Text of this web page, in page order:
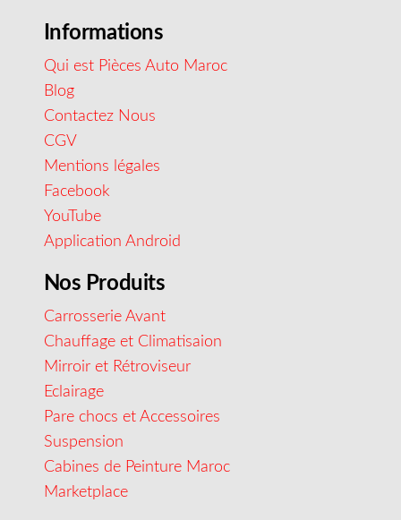
Informations
Qui est Pièces Auto Maroc
Blog
Contactez Nous
CGV
Mentions légales
Facebook
YouTube
Application Android
Nos Produits
Carrosserie Avant
Chauffage et Climatisaion
Mirroir et Rétroviseur
Eclairage
Pare chocs et Accessoires
Suspension
Cabines de Peinture Maroc
Marketplace